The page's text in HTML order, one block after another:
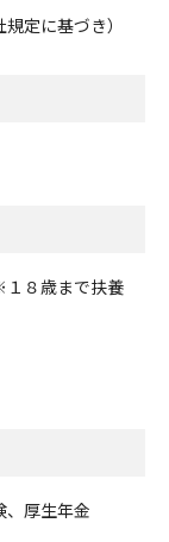
定に基づき）
８歳まで扶養
、厚生年金